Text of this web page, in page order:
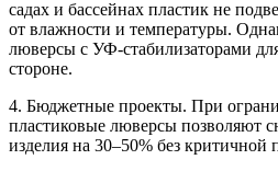
садах и бассейнах пластик не
от влажности и температуры.
люверсы с УФ-стабилизаторами
стороне.
4. Бюджетные проекты. При
пластиковые люверсы позволяют
изделия на 30–50% без критичной